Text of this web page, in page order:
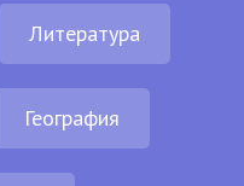
Литература
География